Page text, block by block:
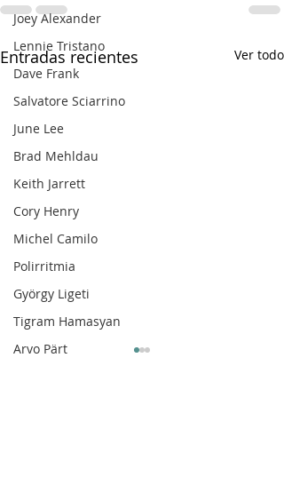
Joey Alexander
Lennie Tristano
Dave Frank
Salvatore Sciarrino
June Lee
Brad Mehldau
Keith Jarrett
Cory Henry
Michel Camilo
Polirritmia
György Ligeti
Tigram Hamasyan
Arvo Pärt
Entradas recientes Ver todo